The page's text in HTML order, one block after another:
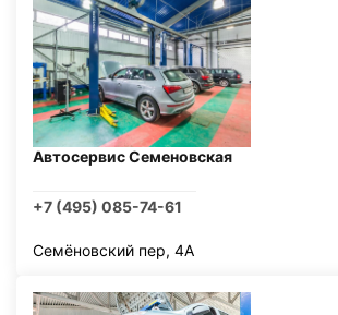
Автосервис Семеновская
+7 (495) 085-74-61
Семёновский пер, 4А